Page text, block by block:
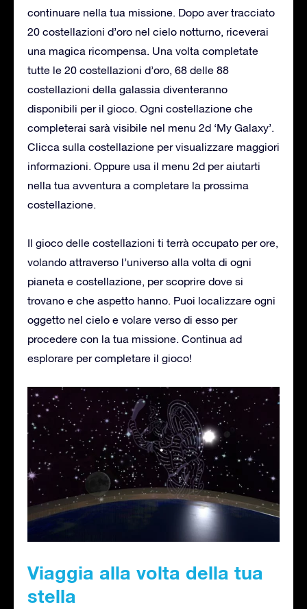
continuare nella tua missione. Dopo aver tracciato
20 costellazioni d’oro nel cielo notturno, riceverai
una magica ricompensa. Una volta completate
tutte le 20 costellazioni d’oro, 68 delle 88
costellazioni della galassia diventeranno
disponibili per il gioco. Ogni costellazione che
completerai sarà visibile nel menu 2d ‘My Galaxy’.
Clicca sulla costellazione per visualizzare maggiori
informazioni. Oppure usa il menu 2d per aiutarti
nella tua avventura a completare la prossima
costellazione.
Il gioco delle costellazioni ti terrà occupato per ore,
volando attraverso l’universo alla volta di ogni
pianeta e costellazione, per scoprire dove si
trovano e che aspetto hanno. Puoi localizzare ogni
oggetto nel cielo e volare verso di esso per
procedere con la tua missione. Continua ad
esplorare per completare il gioco!
Viaggia alla volta della tua
stella